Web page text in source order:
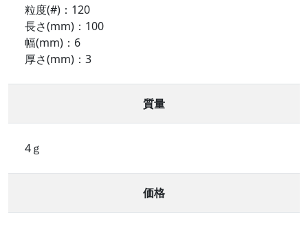
粒度(#)：120
長さ(mm)：100
幅(mm)：6
厚さ(mm)：3
質量
4ｇ
価格